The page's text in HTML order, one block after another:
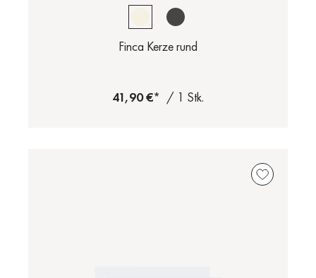
Finca Kerze rund
41,90 €* / 1 Stk.